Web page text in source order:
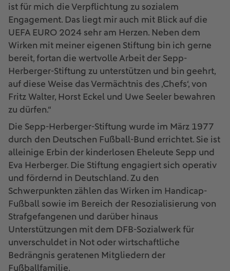
ist für mich die Verpflichtung zu sozialem
Engagement. Das liegt mir auch mit Blick auf die
UEFA EURO 2024 sehr am Herzen. Neben dem
Wirken mit meiner eigenen Stiftung bin ich gerne
bereit, fortan die wertvolle Arbeit der Sepp-
Herberger-Stiftung zu unterstützen und bin geehrt,
auf diese Weise das Vermächtnis des ‚Chefs‘, von
Fritz Walter, Horst Eckel und Uwe Seeler bewahren
zu dürfen.“
Die Sepp-Herberger-Stiftung wurde im März 1977
durch den Deutschen Fußball-Bund errichtet. Sie ist
alleinige Erbin der kinderlosen Eheleute Sepp und
Eva Herberger. Die Stiftung engagiert sich operativ
und fördernd in Deutschland. Zu den
Schwerpunkten zählen das Wirken im Handicap-
Fußball sowie im Bereich der Resozialisierung von
Strafgefangenen und darüber hinaus
Unterstützungen mit dem DFB-Sozialwerk für
unverschuldet in Not oder wirtschaftliche
Bedrängnis geratenen Mitgliedern der
Fußballfamilie.